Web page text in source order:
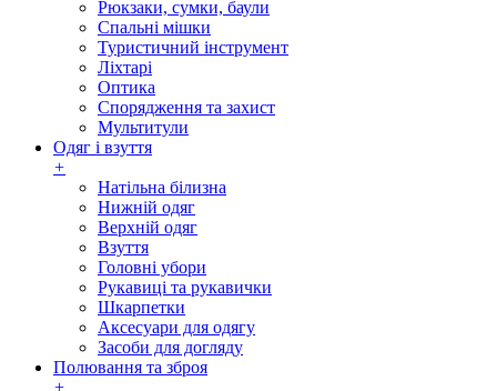
Рюкзаки, сумки, баули
Спальні мішки
Туристичний інструмент
Ліхтарі
Оптика
Спорядження та захист
Мультитули
Одяг і взуття
+
Натільна білизна
Нижній одяг
Верхній одяг
Взуття
Головні убори
Рукавиці та рукавички
Шкарпетки
Аксесуари для одягу
Засоби для догляду
Полювання та зброя
+